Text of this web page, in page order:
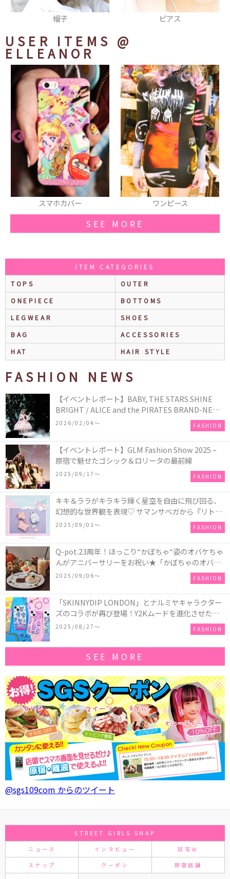
ピアス ネックレス
USER ITEMS @
ELLEANOR
ワンピース カーディガン
SEE MORE
ITEM CATEGORIES
TOPS
OUTER
ONEPIECE
BOTTOMS
LEGWEAR
SHOES
BAG
ACCESSORIES
HAT
HAIR STYLE
FASHION NEWS
【イベントレポート】BABY, THE STARS SHINE
BRIGHT / ALICE and the PIRATES BRAND-NEW
COLLECTION in TOKYO
2026/02/04〜 FASHION
【イベントレポート】GLM Fashion Show 2025 –
原宿で魅せたゴシック＆ロリータの最前線
2025/09/17〜 FASHION
キキ＆ララがキラキラ輝く星空を自由に飛び回る、
幻想的な世界観を表現♡ サマンサベガから『リトル
ツインスターズ』50周年アニバーサリーイヤー』を
2025/09/01〜 FASHION
Q-pot.23周年！ほっこり“かぼちゃ“姿のオバケちゃ
んがアニバーサリーをお祝い★「かぼちゃのオバケ
ーキアクセサリー」が新発売！Q-pot CAFE.では
「かぼちゃのオバケーキプレート」も登場
2025/09/06〜 FASHION
「SKINNYDIP LONDON」とナルミヤキャラクター
ズのコラボが再び登場！Y2Kムードを進化させた新
作コレクションを発売♪
2025/08/27〜 FASHION
SEE MORE
@sgs109com からのツイート
STREET GIRLS SNAP
ニュース インタビュー 試写会
スナップ クーポン 原宿店舗